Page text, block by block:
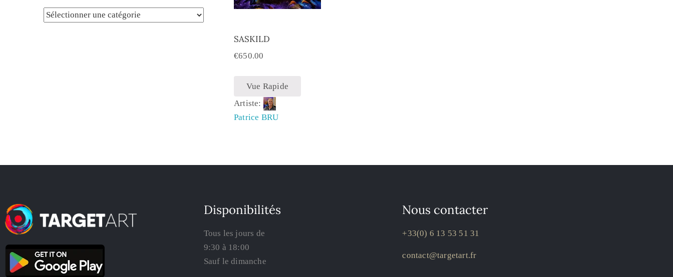
SASKILD
€650.00
Vue Rapide
Artiste:
Patrice BRU
Disponibilités
Tous les jours de
9:30 à 18:00
Sauf le dimanche
Nous contacter
+33(0) 6 13 53 51 31
contact@targetart.fr